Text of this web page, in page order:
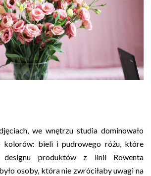
we wnętrzu studia dominowało
kolorów: bieli i pudrowego różu, które
designu produktów z linii Rowenta
osoby, która nie zwróciłaby uwagi na